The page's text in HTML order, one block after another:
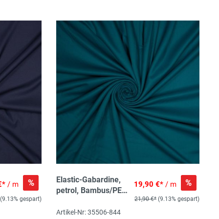
/ m %
(9.13% gespart)
Elastic-Gabardine,
petrol, Bambus/PES
cm, 230 gr/m2,
19,90 €*/ m %
21,90 €* (9.13% gespart)
Artikel-Nr: 35506-844